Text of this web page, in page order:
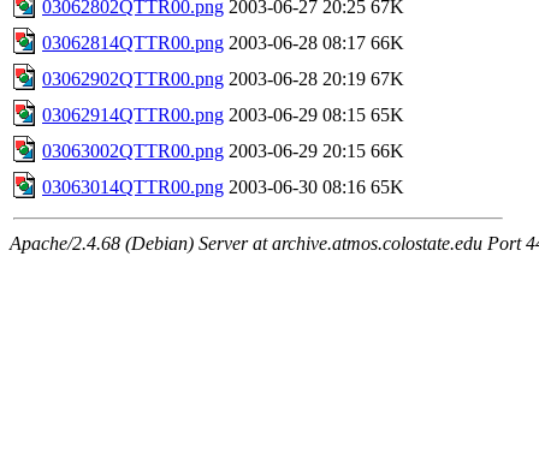
03062802QTTR00.png 2003-06-27 20:25 67K
03062814QTTR00.png 2003-06-28 08:17 66K
03062902QTTR00.png 2003-06-28 20:19 67K
03062914QTTR00.png 2003-06-29 08:15 65K
03063002QTTR00.png 2003-06-29 20:15 66K
03063014QTTR00.png 2003-06-30 08:16 65K
Apache/2.4.68 (Debian) Server at archive.atmos.colostate.edu Port